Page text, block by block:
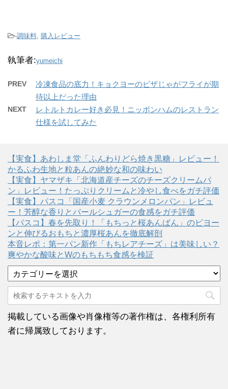
-調味料 購入レビュー
執筆者:yumeichi
PREV
冷凍食品の底力！キョクヨーのピザじゃがフライが期
待以上だった理由
NEXT
レトルトカレー好き必見！ニッポンハムのレストラン
仕様を試してみた
【実食】あわしま堂「ふんわりどら焼き黒糖」レビュー！
かるふわ生地と粒あんの絶妙な和の味わい
【実食】ヤマザキ「北海道産チーズのチーズクリームパ
ン」レビュー！たっぷりクリームと冷やし食べをガチ評価
【実食】パスコ「国産小麦 クラウンメロンパン」レビュ
ー！芳醇な香りとパールシュガーの食感をガチ評価
【パスコ】春を先取り！「もちっと桜あんぱん」のビヨー
ンと伸びるおもちと濃厚桜あんを徹底解剖
本音レポ：第一パン新作「もちレアチーズ」は美味しい？
爽やかな酸味とWのもちもち食感を検証
テ
ゴ
リ
ー
掲載している画像や肖像権等の著作権は、各権利所有
者に帰属致しております。